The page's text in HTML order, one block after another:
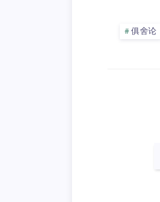
俱舍论